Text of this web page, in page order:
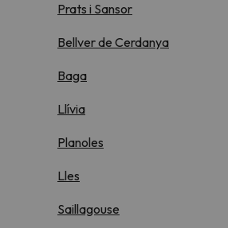
Prats i Sansor
Bellver de Cerdanya
Baga
Llívia
Planoles
Lles
Saillagouse